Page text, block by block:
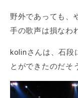
野外であっても、
手の歌声は損なわ
kolinさんは、石段
とができたのだそ